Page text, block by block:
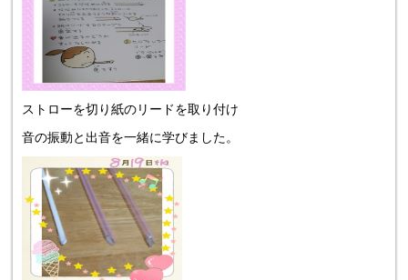
ストローを切り紙のリードを取り付け
音の振動と出音を一緒に学びました。